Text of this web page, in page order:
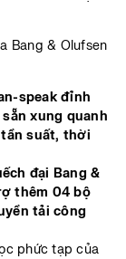
speak đỉnh
xung quanh
suất, thời
đại Bang &
thêm 04 bộ
tải công
phức tạp của